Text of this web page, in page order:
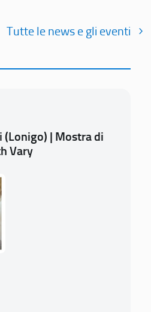
Tutte le news e gli eventi
(Lonigo) | Mostra di
Vary